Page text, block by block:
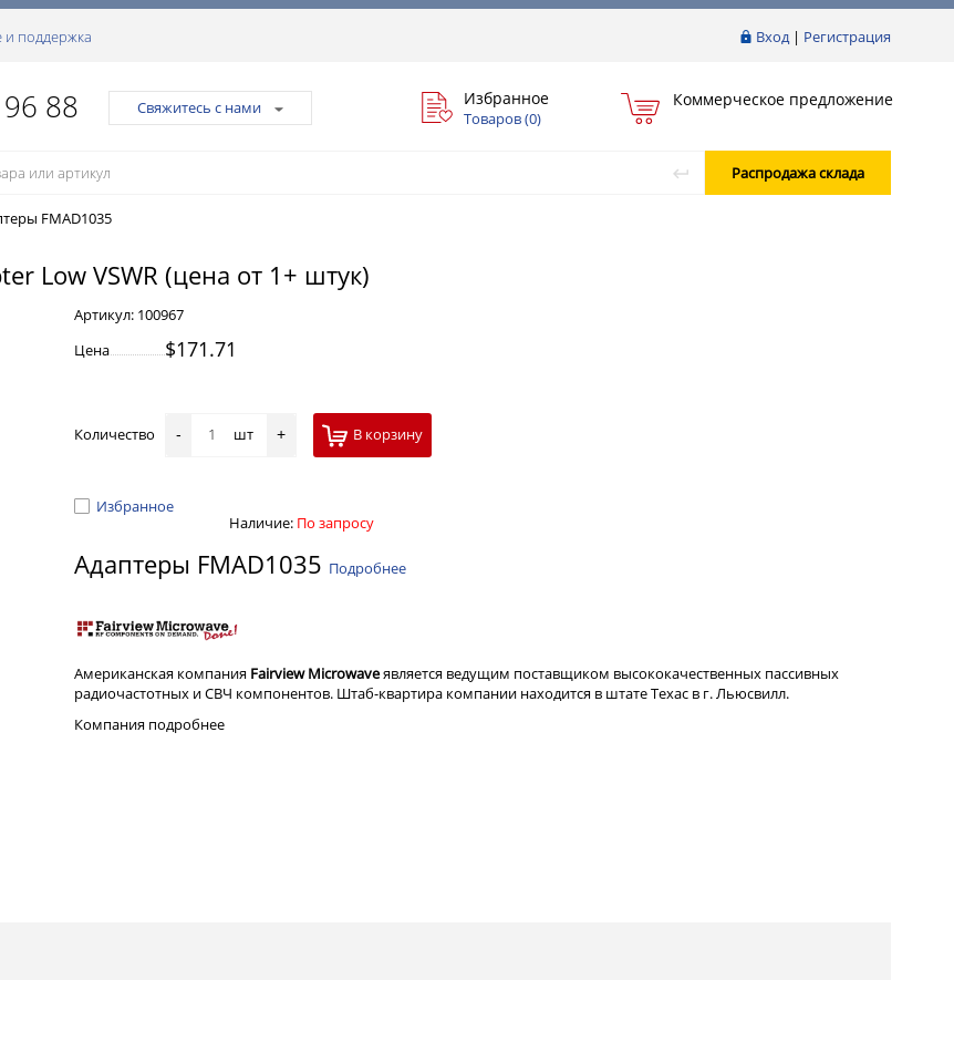
Вход| Регистрация
поддержка
88 Свяжитесь с нами Избранное
Товаров (0)
Коммерческое предложение
Распродажа склада
FMAD1035
Low VSWR (цена от 1+ штук)
Артикул: 100967
Цена
$171.71
Количество - шт + В корзину
Избранное
Наличие: По запросу
Адаптеры FMAD1035 Подробнее
Американская компания Fairview Microwaveявляется ведущим поставщиком высококачественных пассивных
радиочастотных и СВЧ компонентов. Штаб-квартира компании находится в штате Техас в г. Льюсвилл.
Компания подробнее